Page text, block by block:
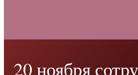
20 ноября